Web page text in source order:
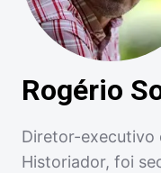
Rogério
Diretor-executivo
Historiador, foi